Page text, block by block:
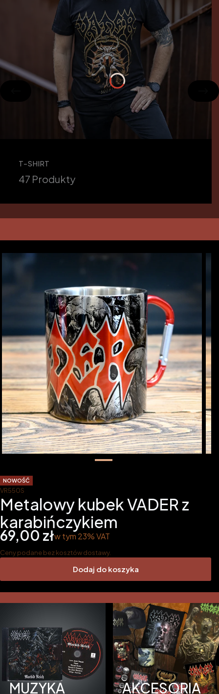
T-SHIRT
47 Produkty
VR550S
NOWOŚĆ
Metalowy kubek VADER z
karabińczykiem
Cena
69,00 złw tym 23% VAT
w tym 23%VAT
Ceny podane bez kosztów dostawy.
Dodaj do koszyka
MUZYKA AKCESORIA